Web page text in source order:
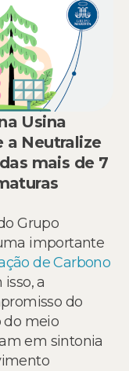
Usina
a Neutralize
mais de 7
Grupo
importante
de Carbono
a
do
do meio
em sintonia